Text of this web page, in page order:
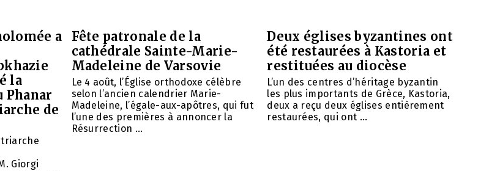
a
la
Phanar
de
Giorgi
Fête patronale de la
cathédrale Sainte-Marie-
Madeleine de Varsovie
Le 4 août, l’Église orthodoxe célèbre
selon l’ancien calendrier Marie-
Madeleine, l’égale-aux-apôtres, qui fut
l’une des premières à annoncer la
Résurrection ...
Deux églises byzantines ont
été restaurées à Kastoria et
restituées au diocèse
L’un des centres d’héritage byzantin
les plus importants de Grèce, Kastoria,
deux a reçu deux églises entièrement
restaurées, qui ont ...